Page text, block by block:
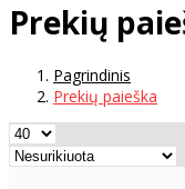
Prekių
Pagrindinis
Prekių paieška